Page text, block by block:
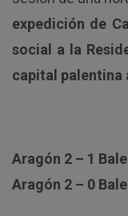
expedición de
social a la
capital palentina
Aragón 2 – 1
Aragón 2 – 0